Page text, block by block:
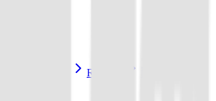
Reporter